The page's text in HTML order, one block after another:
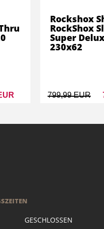
799,99 EUR
Rockshox
RockShox
Super
230x62
GESCHLOSSEN